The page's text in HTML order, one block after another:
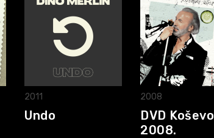
2011
Undo
2008
DVD Koševo
2008.